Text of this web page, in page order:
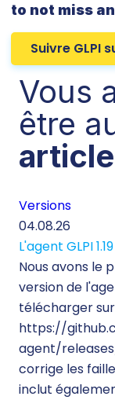
to not miss
Suivre GLPI
Vous
être
Versions
04.08.26
L'agent GLPI
Nous avons le
version de
télécharger
https://
agent/
corrige les
inclut